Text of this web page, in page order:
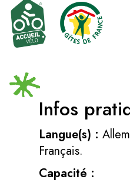
Infos
Langue(s) :
Français.
Capacité :